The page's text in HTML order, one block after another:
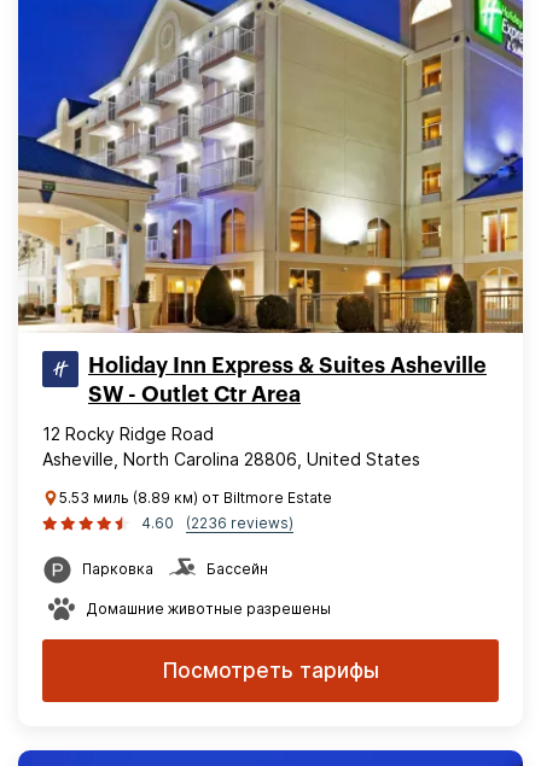
Holiday Inn Express & Suites Asheville
SW - Outlet Ctr Area
12 Rocky Ridge Road
Asheville, North Carolina 28806, United States
5.53 миль (8.89 км) от Biltmore Estate
4.60
(2236 reviews)
Парковка Бассейн
Домашние животные разрешены
Посмотреть тарифы